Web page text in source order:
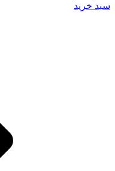
سبد خرید